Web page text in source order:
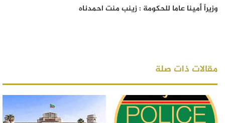
وزيراً أمينا عاما للحكومة : زينب منت احمدناه
مقالات ذات صلة